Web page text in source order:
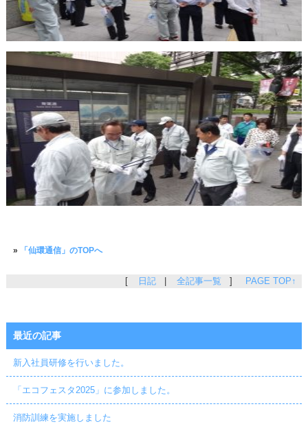
» 「仙環通信」のTOPへ
[ 日記 全記事一覧 ] PAGE TOP↑
最近の記事
新入社員研修を行いました。
「エコフェスタ2025」に参加しました。
消防訓練を実施しました